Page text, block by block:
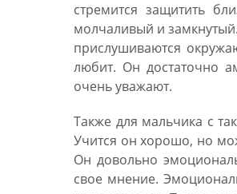
стремится защитить
молчаливый и
прислушиваются
любит. Он достаточно
очень уважают.
Также для мальчика с
Учится он хорошо, но
Он довольно
свое мнение.